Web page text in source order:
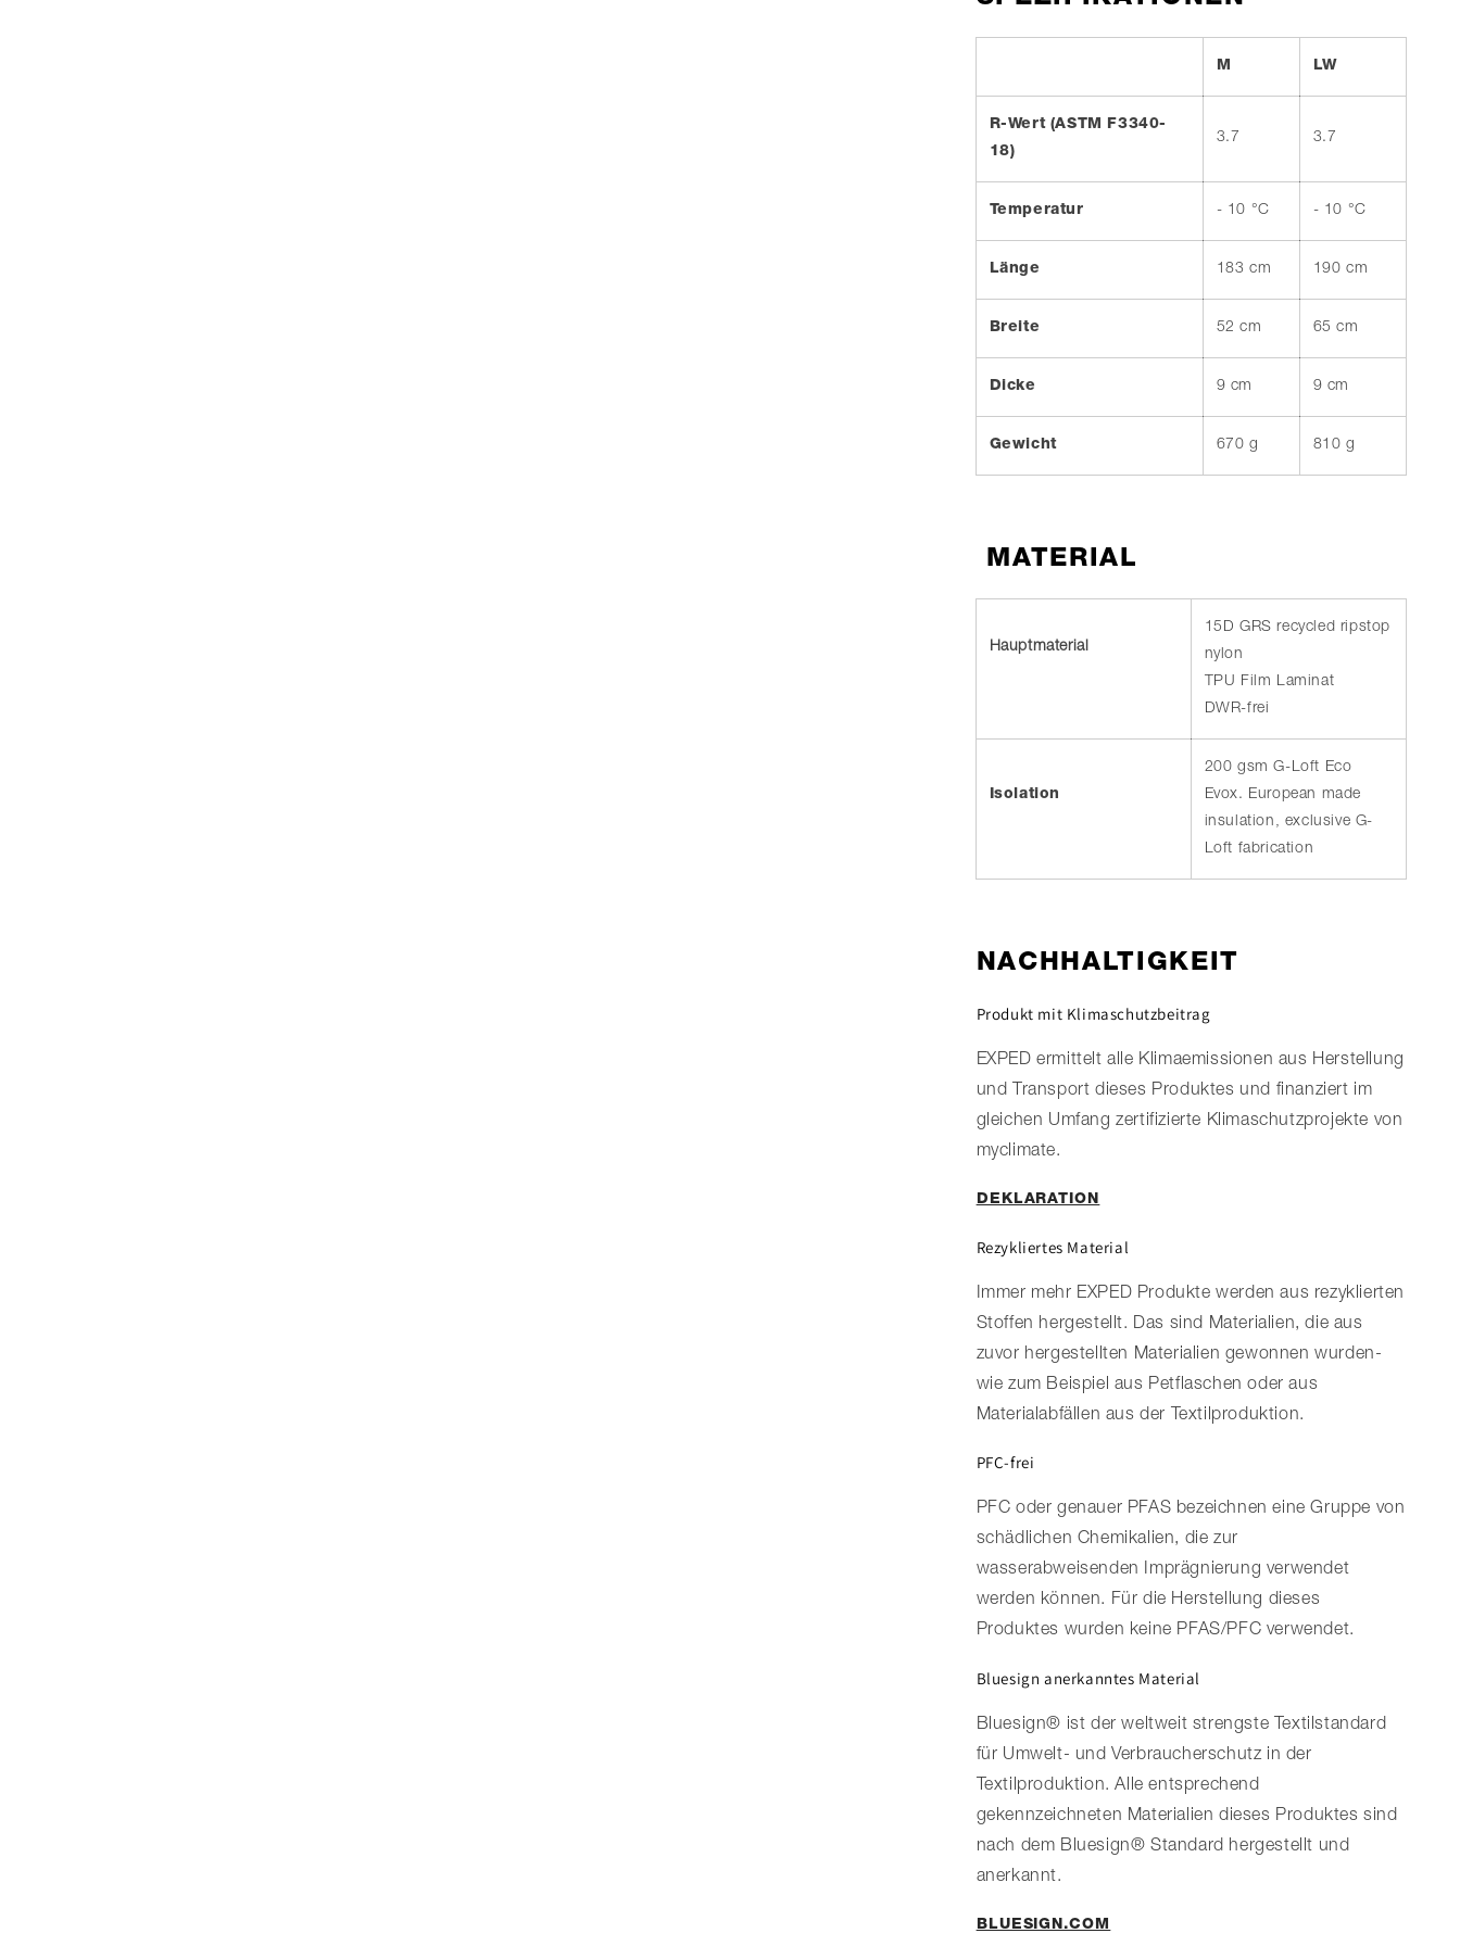
M LW
R-Wert (ASTM F3340-
18)
3.7 3.7
Temperatur - 10 °C - 10 °C
Länge 183 cm 190 cm
Breite 52 cm 65 cm
Dicke 9 cm 9 cm
Gewicht 670 g 810 g
MATERIAL
Hauptmaterial
15D GRS recycled ripstop
nylon
TPU Film Laminat
DWR-frei
Isolation
200 gsm G-Loft Eco
Evox. European made
insulation, exclusive G-
Loft fabrication
NACHHALTIGKEIT
Produkt mit Klimaschutzbeitrag
EXPED ermittelt alle Klimaemissionen aus Herstellung
und Transport dieses Produktes und finanziert im
gleichen Umfang zertifizierte Klimaschutzprojekte von
myclimate.
DEKLARATION
Rezykliertes Material
Immer mehr EXPED Produkte werden aus rezyklierten
Stoffen hergestellt. Das sind Materialien, die aus
zuvor hergestellten Materialien gewonnen wurden-
wie zum Beispiel aus Petflaschen oder aus
Materialabfällen aus der Textilproduktion.
PFC-frei
PFC oder genauer PFAS bezeichnen eine Gruppe von
schädlichen Chemikalien, die zur
wasserabweisenden Imprägnierung verwendet
werden können. Für die Herstellung dieses
Produktes wurden keine PFAS/PFC verwendet.
Bluesign anerkanntes Material
Bluesign® ist der weltweit strengste Textilstandard
für Umwelt- und Verbraucherschutz in der
Textilproduktion. Alle entsprechend
gekennzeichneten Materialien dieses Produktes sind
nach dem Bluesign® Standard hergestellt und
anerkannt.
BLUESIGN.COM